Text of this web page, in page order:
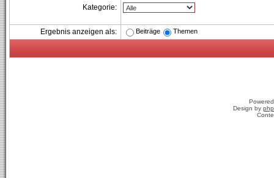
Kategorie:
Ergebnis anzeigen als: Beiträge Themen
Design by